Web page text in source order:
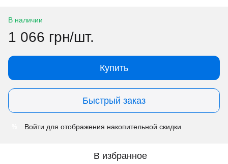
В наличии
1 066 грн/шт.
Купить
Быстрый заказ
Войти для отображения накопительной скидки
В избранное